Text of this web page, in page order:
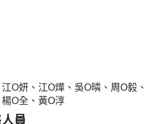
O妍、江O燁、吳O暽、周O毅、
O全、黃O淳
員